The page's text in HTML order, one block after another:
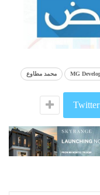
محمد مطاوع
Twitter